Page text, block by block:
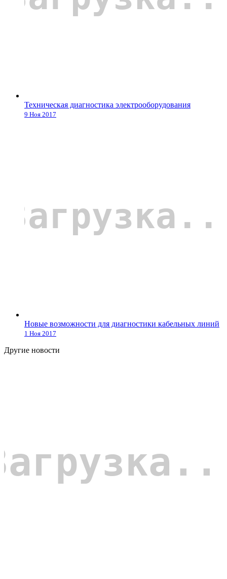
Техническая диагностика электрооборудования
9 Ноя 2017
Новые возможности для диагностики кабельных линий
1 Ноя 2017
Другие новости